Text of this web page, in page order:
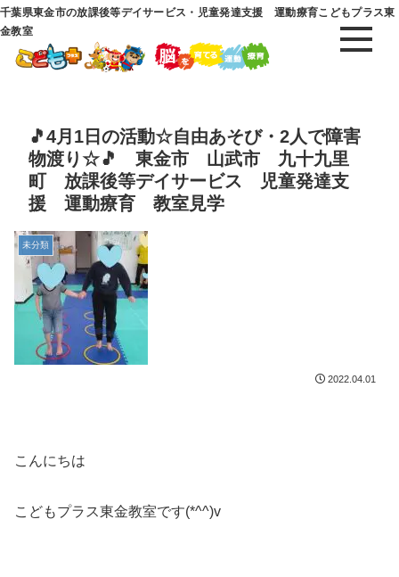
千葉県東金市の放課後等デイサービス・児童発達支援 運動療育こどもプラス東
金教室
🎵4月1日の活動☆自由あそび・2人で障害
物渡り☆🎵 東金市 山武市 九十九里
町 放課後等デイサービス 児童発達支
援 運動療育 教室見学
未分類
2022.04.01
こんにちは
こどもプラス東金教室です(*^^)v